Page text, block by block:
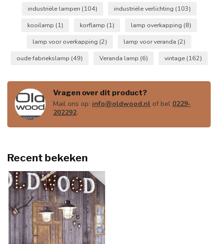
industriële lampen (104) industriële verlichting (103)
kooilamp (1) korflamp (1) lamp overkapping (8)
lamp voor overkapping (2) lamp voor veranda (2)
oude fabriekslamp (49) Veranda lamp (6) vintage (162)
Vragen over dit product?
Mail ons op: info@oldwood.nl of bel 0229-
202292.
Recent bekeken